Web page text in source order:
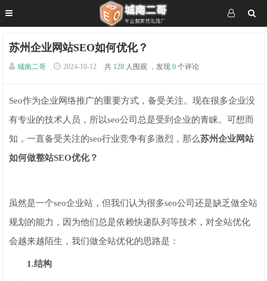
苏州企业网站SEO如何优化？
城南二哥 2024-10-12 共 128 人围观 ，发现 0 个评论
Seo作为企业网络推广的重要方式，备受关注。现在很多企业没
有专业的技术人员，所以seo公司总是受到企业的青睐。可想而
知，一直备受关注的seo行业竞争有多激烈，那么苏州企业网站
如何做整站SEO优化？
虽然是一个seo企业站，但我们认为很多seo公司还是缺乏做全站
规划的能力，因为他们总是依赖快递队列等技术，对全站优化
会越来越陌生，我们做全站优化的思路是：
1.结构